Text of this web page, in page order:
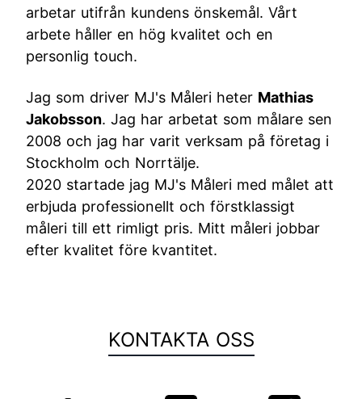
arbetar utifrån kundens önskemål. Vårt
arbete håller en hög kvalitet och en
personlig touch.
Jag som driver MJ's Måleri heter Mathias
Jakobsson. Jag har arbetat som målare sen
2008 och jag har varit verksam på företag i
Stockholm och Norrtälje.
2020 startade jag MJ's Måleri med målet att
erbjuda professionellt och förstklassigt
måleri till ett rimligt pris. Mitt måleri jobbar
efter kvalitet före kvantitet.
KONTAKTA OSS